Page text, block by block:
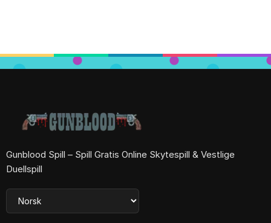
Gunblood Spill – Spill Gratis Online Skytespill & Vestlige
Duellspill